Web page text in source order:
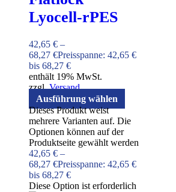
Lyocell-rPES
42,65 € –
68,27 €Preisspanne: 42,65 €
bis 68,27 €
enthält 19% MwSt.
zzgl.Versand
Ausführung wählen
Dieses Produkt weist
mehrere Varianten auf. Die
Optionen können auf der
Produktseite gewählt werden
42,65 € –
68,27 €Preisspanne: 42,65 €
bis 68,27 €
Diese Option ist erforderlich